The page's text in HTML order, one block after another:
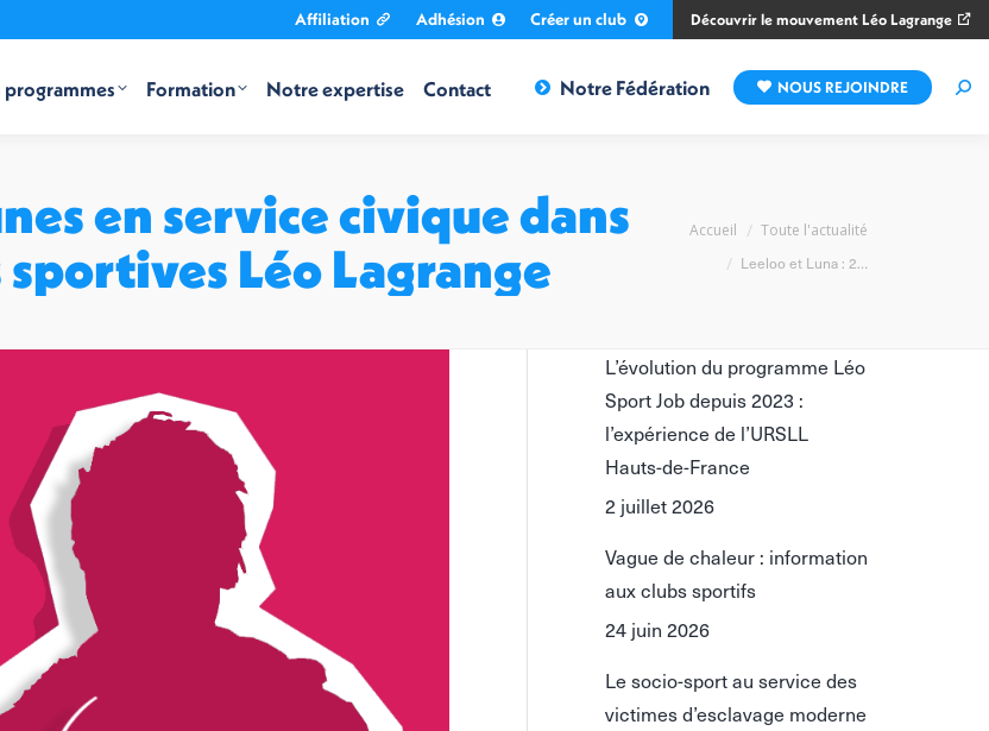
Affiliation Adhésion Créer un club Découvrir le mouvement Léo Lagrange
programmes Formation Notre expertise Contact Notre Fédération NOUS REJOINDRE
en service civique dans
Léo Lagrange
Vous êtes ici :
Accueil Toute l'actualité
Leeloo et Luna : 2…
L’évolution du programme Léo
Sport Job depuis 2023 :
l’expérience de l’URSLL
Hauts-de-France
2 juillet 2026
Vague de chaleur : information
aux clubs sportifs
24 juin 2026
Le socio-sport au service des
victimes d’esclavage moderne